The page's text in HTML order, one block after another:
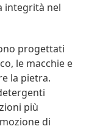
integrità nel
progettati
le macchie e
la pietra.
più
di